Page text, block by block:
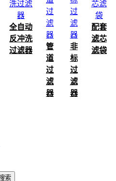
全自动
反冲洗
过滤器
管
道
过
滤
器
非
标
过
滤
器
配套
滤芯
滤袋